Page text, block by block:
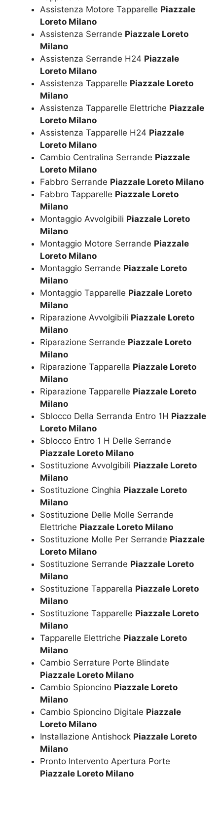
Assistenza Motore Tapparelle Piazzale
Loreto Milano
Assistenza Serrande Piazzale Loreto
Milano
Assistenza Serrande H24 Piazzale
Loreto Milano
Assistenza Tapparelle Piazzale Loreto
Milano
Assistenza Tapparelle Elettriche Piazzale
Loreto Milano
Assistenza Tapparelle H24 Piazzale
Loreto Milano
Cambio Centralina Serrande Piazzale
Loreto Milano
Fabbro Serrande Piazzale Loreto Milano
Fabbro Tapparelle Piazzale Loreto
Milano
Montaggio Avvolgibili Piazzale Loreto
Milano
Montaggio Motore Serrande Piazzale
Loreto Milano
Montaggio Serrande Piazzale Loreto
Milano
Montaggio Tapparelle Piazzale Loreto
Milano
Riparazione Avvolgibili Piazzale Loreto
Milano
Riparazione Serrande Piazzale Loreto
Milano
Riparazione Tapparella Piazzale Loreto
Milano
Riparazione Tapparelle Piazzale Loreto
Milano
Sblocco Della Serranda Entro 1H Piazzale
Loreto Milano
Sblocco Entro 1 H Delle Serrande
Piazzale Loreto Milano
Sostituzione Avvolgibili Piazzale Loreto
Milano
Sostituzione Cinghia Piazzale Loreto
Milano
Sostituzione Delle Molle Serrande
Elettriche Piazzale Loreto Milano
Sostituzione Molle Per Serrande Piazzale
Loreto Milano
Sostituzione Serrande Piazzale Loreto
Milano
Sostituzione Tapparella Piazzale Loreto
Milano
Sostituzione Tapparelle Piazzale Loreto
Milano
Tapparelle Elettriche Piazzale Loreto
Milano
Cambio Serrature Porte Blindate
Piazzale Loreto Milano
Cambio Spioncino Piazzale Loreto
Milano
Cambio Spioncino Digitale Piazzale
Loreto Milano
Installazione Antishock Piazzale Loreto
Milano
Pronto Intervento Apertura Porte
Piazzale Loreto Milano